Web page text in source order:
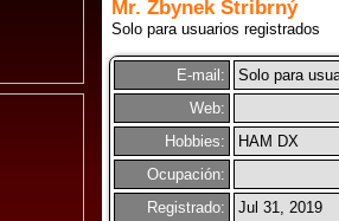
Mr. Zbynek Stribrný
Solo para usuarios registrados
E-mail:
Solo para
Web:
Hobbies:
HAM DX
Ocupación:
Registrado:
Jul 31, 2019